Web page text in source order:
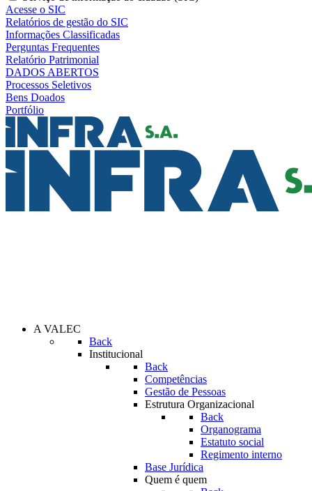
Acesse o SIC
Relatórios de gestão do SIC
Informações Classificadas
Perguntas Frequentes
Relatório Patrimonial
DADOS ABERTOS
Processos Seletivos
Bens Doados
Portfólio
A VALEC
Back
Institucional
Back
Competências
Gestão de Pessoas
Estrutura Organizacional
Back
Organograma
Estatuto social
Regimento interno
Base Jurídica
Quem é quem